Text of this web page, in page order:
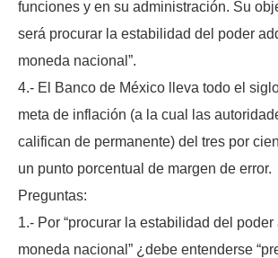
funciones y en su administración. Su
será procurar la estabilidad del poder
moneda nacional”.
4.- El Banco de México lleva todo el
meta de inflación (a la cual las
califican de permanente) del tres por
un punto porcentual de margen de error.
Preguntas:
1.- Por “procurar la estabilidad del
moneda nacional” ¿debe entenderse